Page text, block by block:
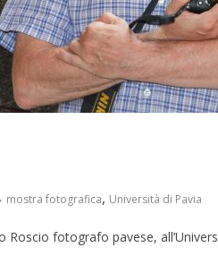
mostra fotografica, Università di Pavia
fotografo pavese,